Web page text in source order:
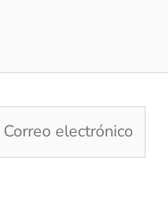
electrónico*